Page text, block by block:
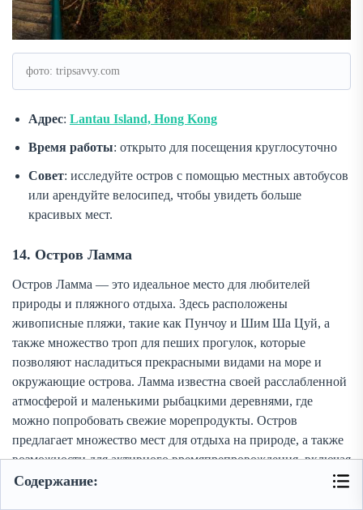
Содержание:
фото: tripsavvy.com
Адрес: Lantau Island, Hong Kong
Время работы: открыто для посещения круглосуточно
Совет: исследуйте остров с помощью местных автобусов
или арендуйте велосипед, чтобы увидеть больше
красивых мест.
14. Остров Ламма
Остров Ламма — это идеальное место для любителей
природы и пляжного отдыха. Здесь расположены
живописные пляжи, такие как Пунчоу и Шим Ша Цуй, а
также множество троп для пеших прогулок, которые
позволяют насладиться прекрасными видами на море и
окружающие острова. Ламма известна своей расслабленной
атмосферой и маленькими рыбацкими деревнями, где
можно попробовать свежие морепродукты. Остров
предлагает множество мест для отдыха на природе, а также
возможности для активного времяпрепровождения, включая
плавание и пешие походы.